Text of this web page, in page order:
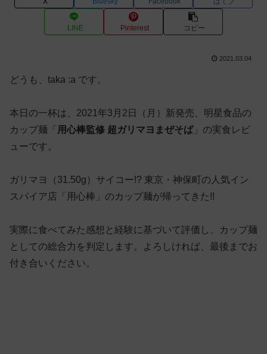
LINE Pinterest コピー
2021.03.04
どうも、taka :a です。
本日の一杯は、2021年3月2日（月）新発売、明星食品の
カップ麺「 用心棒監修 超ガリマヨまぜそば」の実食レビ
ューです。
ガリマヨ（31.50g）サイコー!? 東京・神保町の人気イン
スパイア店「用心棒」のカップ麺が帰ってきた!!
実際に食べてみた感想と経験に基づいて評価し、カップ麺
としての総合力を判定します。よろしければ、最後までお
付き合いください。